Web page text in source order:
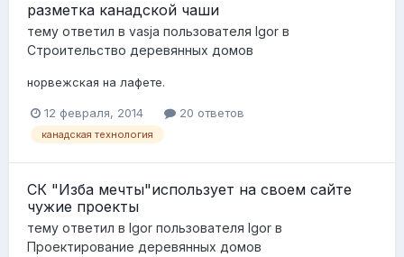
разметка канадской чаши
тему ответил в vasja пользователя Igor в
Строительство деревянных домов
норвежская на лафете.
12 февраля, 2014 20 ответов
канадская технология
СК "Изба мечты"использует на своем сайте
чужие проекты
тему ответил в Igor пользователя Igor в
Проектирование деревянных домов